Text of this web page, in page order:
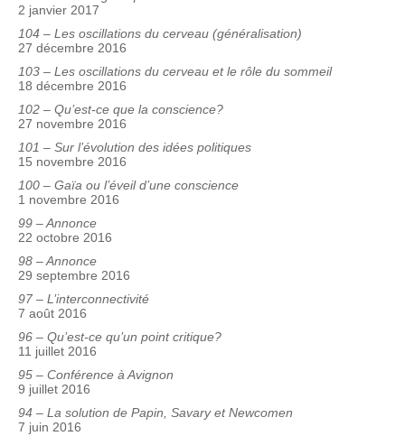
2 janvier 2017
104 – Les oscillations du cerveau (généralisation)
27 décembre 2016
103 – Les oscillations du cerveau et le rôle du sommeil
18 décembre 2016
102 – Qu’est-ce que la conscience?
27 novembre 2016
101 – Sur l’évolution des idées politiques
15 novembre 2016
100 – Gaïa ou l’éveil d’une conscience
1 novembre 2016
99 – Annonce
22 octobre 2016
98 – Annonce
29 septembre 2016
97 – L’interconnectivité
7 août 2016
96 – Qu’est-ce qu’un point critique?
11 juillet 2016
95 – Conférence à Avignon
9 juillet 2016
94 – La solution de Papin, Savary et Newcomen
7 juin 2016